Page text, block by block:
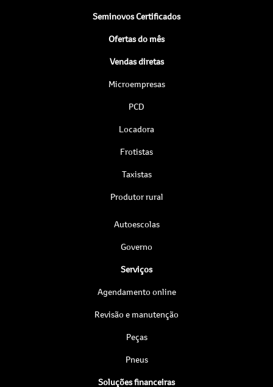
Seminovos Certificados
Ofertas do mês
Vendas diretas
Microempresas
PCD
Locadora
Frotistas
Taxistas
Produtor rural
Autoescolas
Governo
Serviços
Agendamento online
Revisão e manutenção
Peças
Pneus
Soluções financeiras